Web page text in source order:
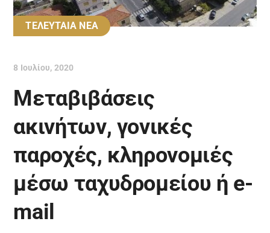
ΤΕΛΕΥΤΑΙΑ ΝΕΑ
8 Ιουλίου, 2020
Μεταβιβάσεις
ακινήτων, γονικές
παροχές, κληρονoμιές
μέσω ταχυδρομείου ή e-
mail